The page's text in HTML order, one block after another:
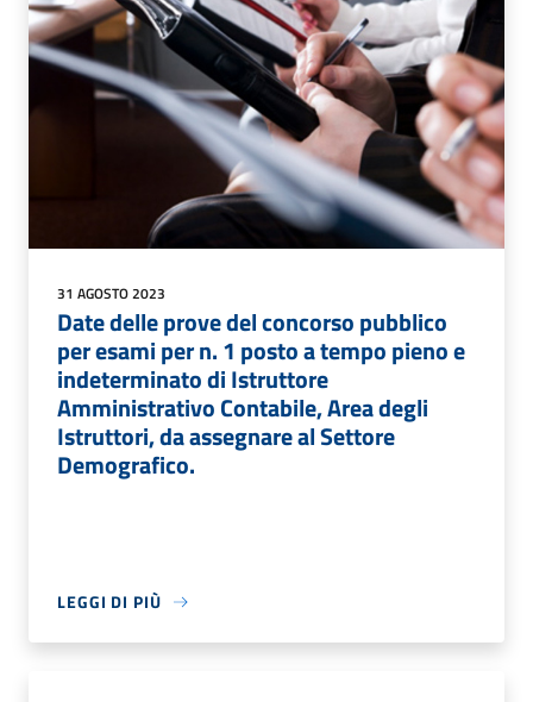
31 AGOSTO 2023
Date delle prove del concorso pubblico
per esami per n. 1 posto a tempo pieno e
indeterminato di Istruttore
Amministrativo Contabile, Area degli
Istruttori, da assegnare al Settore
Demografico.
LEGGI DI PIÙ